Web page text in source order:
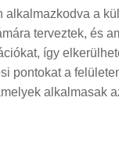
a
terveztek, és
így
a